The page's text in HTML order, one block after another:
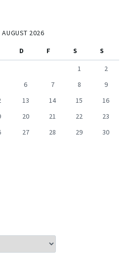
AUGUST 2026
D F S
S
1
2
6 7 8
9
13 14 15
16
20 21 22
23
27 28 29
30